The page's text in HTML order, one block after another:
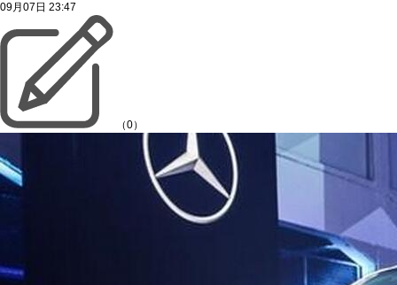
09月07日 23:47
（0）